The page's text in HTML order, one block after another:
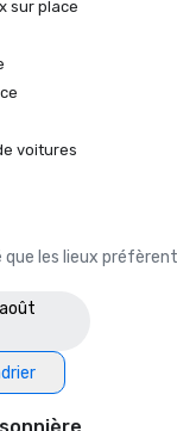
des 12 plus beaux
Awards - Meilleur des
L'une des 6
États-Unis
bar d'hôtel de SF
hôtels de luxe les
et de loisirs -
sur place
voitures
les lieux